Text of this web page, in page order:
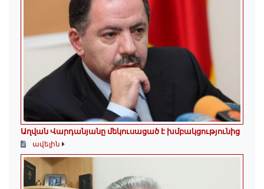
Աղվան Վարդանյանը մեկուսացած է խմբակցությունից
ավելին